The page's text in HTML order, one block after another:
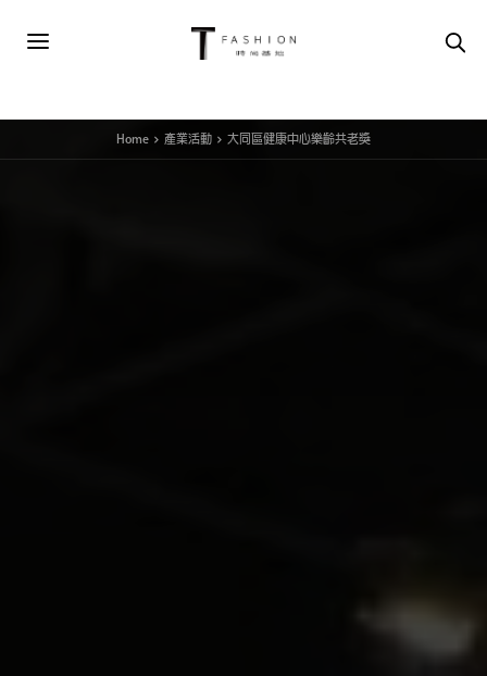
Home 產業活動 大同區健康中心樂齡共老獎